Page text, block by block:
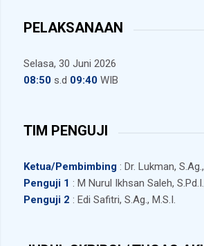
PELAKSANAAN
Selasa, 30 Juni 2026
08:50s.d 09:40WIB
TIM PENGUJI
Ketua/Pembimbing: Dr. Lukman,
Penguji 1 : M Nurul Ikhsan Saleh,
Penguji 2 : Edi Safitri, S.Ag., M.S.I.